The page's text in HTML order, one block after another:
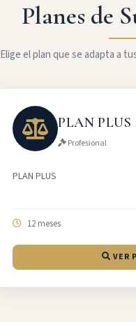
Planes de
Elige el plan que se adapta a
PLAN PLUS
Profesional
PLAN PLUS
12 meses
VER